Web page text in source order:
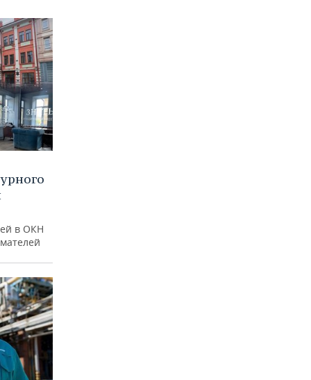
в ОКН